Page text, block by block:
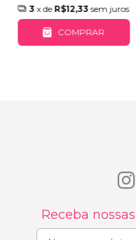
3 x de R$12,33 sem juros
COMPRAR
Receba